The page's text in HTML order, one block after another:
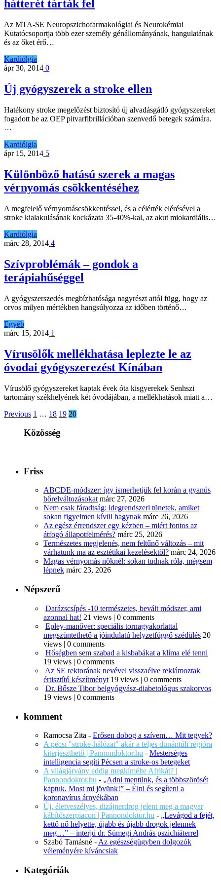
hátterét tárták fel
Az MTA-SE Neuropszichofarmakológiai és Neurokémiai
Kutatócsoportja több ezer személy génállományának, hangulatának
és az őket érő…
Kardiólgia
ápr 30, 2014 0
Új gyógyszerek a stroke ellen
Hatékony stroke megelőzést biztosító új alvadásgátló gyógyszereket
fogadott be az OEP pitvarfibrillációban szenvedő betegek számára.
…
Kardiólgia
ápr 15, 2014 5
Különböző hatású szerek a magas
vérnyomás csökkentéséhez
A megfelelő vérnyomáscsökkentéssel, és a célérték elérésével a
stroke kialakulásának kockázata 35-40%-kal, az akut miokardiális…
Kardiólgia
márc 28, 2014 4
Szívproblémák – gondok a
terápiahűséggel
A gyógyszerszedés megbízhatósága nagyrészt attól függ, hogy az
orvos milyen mértékben hangsúlyozza az időben történő…
Egyéb
márc 15, 2014 1
Vírusölők mellékhatása leplezte le az
óvodai gyógyszerezést Kínában
Vírusölő gyógyszereket kaptak évek óta kisgyerekek Senhszi
tartomány székhelyének két óvodájában, a mellékhatások miatt a…
Previous 1 … 18 19 20
Közösség
Friss
ABCDE‑módszer: így ismerhetjük fel korán a gyanús
bőrelváltozásokat márc 27, 2026
Nem csak fáradtság: idegrendszeri tünetek, amiket
sokan figyelmen kívül hagynak márc 26, 2026
Az egész érrendszer egy kézben – miért fontos az
átfogó állapotfelmérés? márc 25, 2026
Természetes megjelenés, nem feltűnő változás – mit
várhatunk ma az esztétikai kezelésektől? márc 24, 2026
Magas vérnyomás nőknél: sokan tudnak róla, mégsem
lépnek márc 23, 2026
Népszerű
Darázscsípés -10 természetes, bevált módszer, ami
azonnal hat! 21 views | 0 comments
Epley-manőver: speciális tornagyakorlattal
megszüntethető a jóindulatú helyzetfüggő szédülés 20
views | 0 comments
Hőségben sem szabad a kisbabákat a klíma elé tenni
19 views | 0 comments
Az SE rektorának nevével visszaélve reklámoztak
értisztító készítményt 19 views | 0 comments
Dr. Bősze Tibor belgyógyász-diabetológus szakorvos
19 views | 0 comments
komment
Ramocsa Zita - Erősen dobog a szívem… Mit tegyek?
A pécsi "stroke-hálózat" akár a teljes dunántúli régióra
kiterjeszthető | Pannondoktor.hu - Mesterséges
intelligencia segíti Pécsen a stroke-os betegeket
A világjárvány eddig megkímélte Afrikát? |
Pannondoktor.hu - „Adni mentünk, és a többszörösét
kaptuk. Most mi jövünk!” – Élni és segíteni a
koronavírus árnyékában
Új, életveszélyes, dizájnerdrog jelent meg a magyar
kábítószerpiacon | Pannondoktor.hu - „Levágod a fejét,
kettő nő helyette, újabb és újabb drogok jelennek
meg…” – interjú dr. Sümegi András pszichiáterrel
Szabó Tamásné - Az egészségügyben dolgozók
véleményére kíváncsiak
Kategóriák